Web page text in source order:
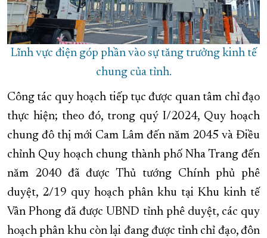
Lĩnh vực điện góp phần vào sự tăng trưởng kinh tế
chung của tỉnh.
Công tác quy hoạch tiếp tục được quan tâm chỉ đạo
thực hiện; theo đó, trong quý I/2024, Quy hoạch
chung đô thị mới Cam Lâm đến năm 2045 và Điều
chỉnh Quy hoạch chung thành phố Nha Trang đến
năm 2040 đã được Thủ tướng Chính phủ phê
duyệt, 2/19 quy hoạch phân khu tại Khu kinh tế
Vân Phong đã được UBND tỉnh phê duyệt, các quy
hoạch phân khu còn lại đang được tỉnh chỉ đạo, đôn